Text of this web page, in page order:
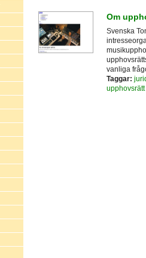
Om
Svenska
vanliga
Taggar:
upphovsrätt